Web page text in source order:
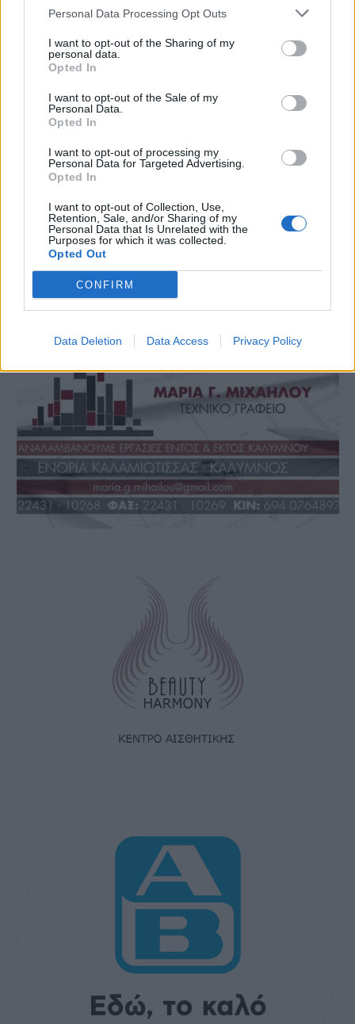
Personal Data Processing Opt Outs
I want to opt-out of the Sharing of my
personal data.
Opted In
I want to opt-out of the Sale of my
Personal Data.
Opted In
I want to opt-out of processing my
Personal Data for Targeted Advertising.
Opted In
I want to opt-out of Collection, Use,
Retention, Sale, and/or Sharing of my
Personal Data that Is Unrelated with the
Purposes for which it was collected.
Opted Out
CONFIRM
Data Deletion Data Access Privacy Policy
λεπτομέρειες